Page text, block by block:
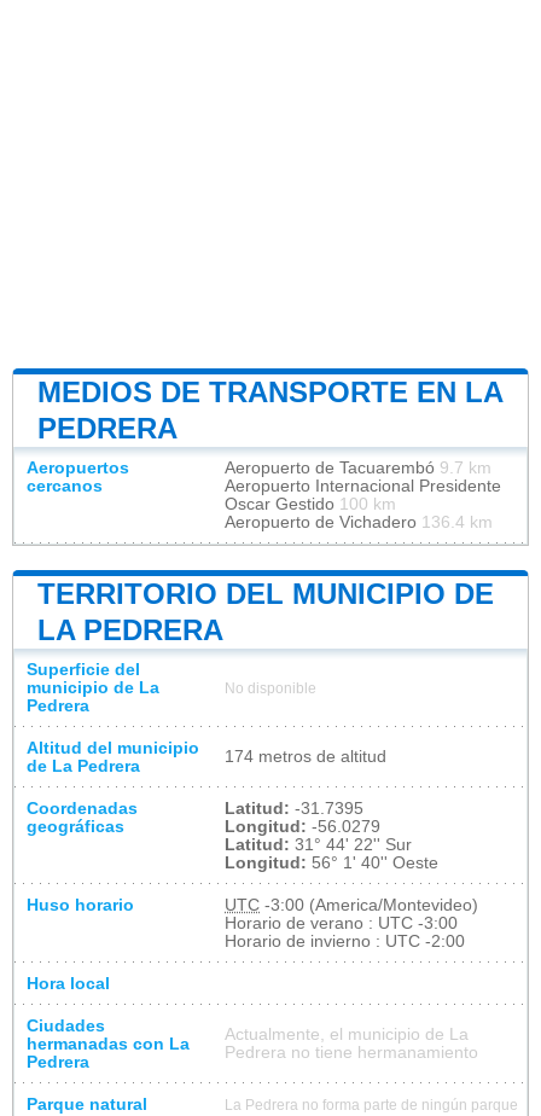
MEDIOS DE TRANSPORTE EN LA
PEDRERA
Aeropuertos
cercanos
Aeropuerto de Tacuarembó 9.7 km
Aeropuerto Internacional Presidente
Oscar Gestido 100 km
Aeropuerto de Vichadero 136.4 km
TERRITORIO DEL MUNICIPIO DE
LA PEDRERA
Superficie del
municipio de La
Pedrera
No disponible
Altitud del municipio
de La Pedrera
174 metros de altitud
Coordenadas
geográficas
Latitud: -31.7395
Longitud: -56.0279
Latitud: 31° 44' 22'' Sur
Longitud: 56° 1' 40'' Oeste
Huso horario UTC -3:00 (America/Montevideo)
Horario de verano : UTC -3:00
Horario de invierno : UTC -2:00
Hora local
Ciudades
hermanadas con La
Pedrera
Actualmente, el municipio de La
Pedrera no tiene hermanamiento
Parque natural
La Pedrera no forma parte de ningún parque